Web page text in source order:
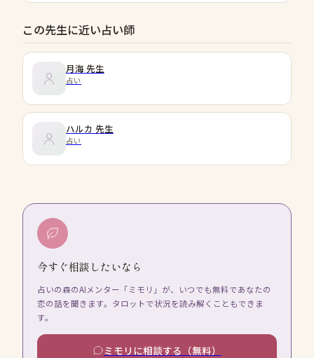
この先生に近い占い師
月海 先生
占い
ハルカ 先生
占い
今すぐ相談したいなら
占いの森のAIメンター「ミモリ」が、いつでも無料であなたの
恋の話を聞きます。タロットで状況を読み解くこともできま
す。
ミモリに相談する（無料）